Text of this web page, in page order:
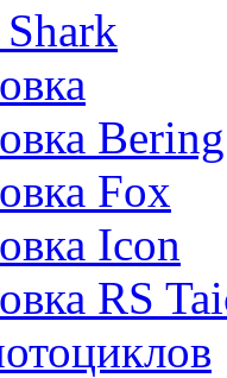
Bering
Fox
Icon
RS